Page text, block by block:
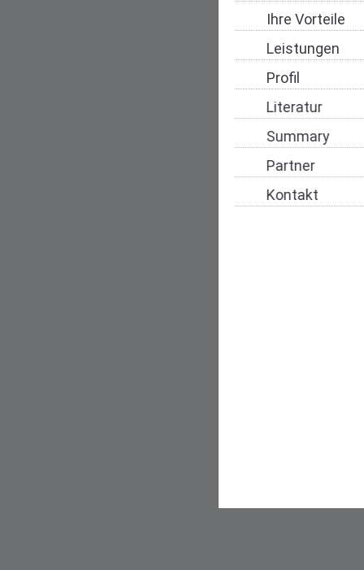
Ihre Vorteile
Leistungen
Profil
Literatur
Summary
Partner
Kontakt